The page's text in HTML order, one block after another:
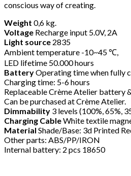
No. 4
380DKKTilføj til kurv
conscious way of creating.
Weight 0,6 kg.
Voltage Recharge input 5.0V, 2A
Light source 2835
Ambient temperature -10~45 ℃,
LED lifetime 50.000 hours
BatteryOperating time when fully
Charging time: 5-6 hours
Replaceable Crème Atelier battery
Can be purchased at Crème Atelier.
Dimmability 3 levels (100%, 65%,
Charging CableWhite textile
Material Shade/Base: 3d Printed
Other parts: ABS/PP/IRON
Internal battery: 2 pcs 18650